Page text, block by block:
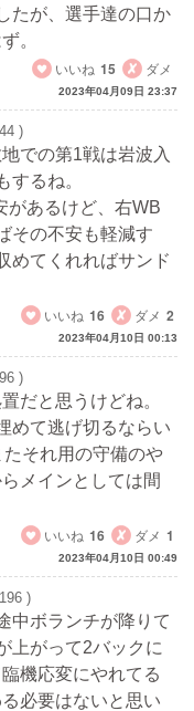
たが、選手達の口か
。
いいね 15 ダメ
2023年04月09日 23:37
)
での第1戦は岩波入
するね。
があるけど、右WB
その不安も軽減す
めてくれればサンド
いいね 16 ダメ 2
2023年04月10日 00:13
)
だと思うけどね。
めて逃げ切るならい
それ用の守備のや
メインとしては間
いいね 16 ダメ 1
2023年04月10日 00:49
)
中ボランチが降りて
上がって2バックに
機応変にやれてる
必要はないと思い